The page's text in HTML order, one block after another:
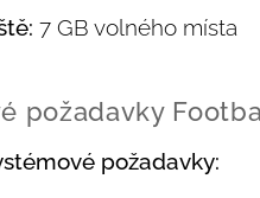
7 GB volného místa
požadavky
požadavky: